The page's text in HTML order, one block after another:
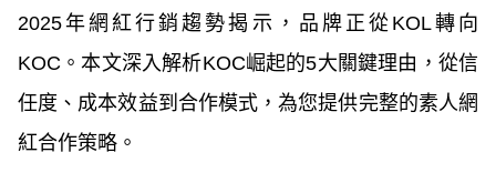
2025年網紅行銷趨勢揭示，品牌正從KOL轉向
KOC。本文深入解析KOC崛起的5大關鍵理由，從信
任度、成本效益到合作模式，為您提供完整的素人網
紅合作策略。